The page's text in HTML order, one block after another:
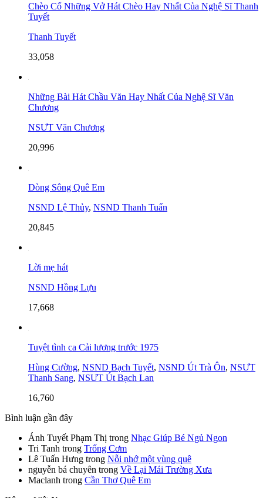
Chèo Cổ Những Vở Hát Chèo Hay Nhất Của Nghệ Sĩ Thanh
Tuyết
Thanh Tuyết
33,058
Những Bài Hát Chầu Văn Hay Nhất Của Nghệ Sĩ Văn
Chương
NSƯT Văn Chương
20,996
Dòng Sông Quê Em
NSND Lệ Thủy, NSND Thanh Tuấn
20,845
Lời mẹ hát
NSND Hồng Lựu
17,668
Tuyệt tình ca Cải lương trước 1975
Hùng Cường, NSND Bạch Tuyết, NSND Út Trà Ôn, NSƯT
Thanh Sang, NSƯT Út Bạch Lan
16,760
Bình luận gần đây
Ánh Tuyết Phạm Thị trong Nhạc Giúp Bé Ngủ Ngon
Tri Tanh trong Trống Cơm
Lê Tuấn Hưng trong Nỗi nhớ một vùng quê
nguyễn bá chuyên trong Về Lại Mái Trường Xưa
Maclanh trong Cần Thơ Quê Em